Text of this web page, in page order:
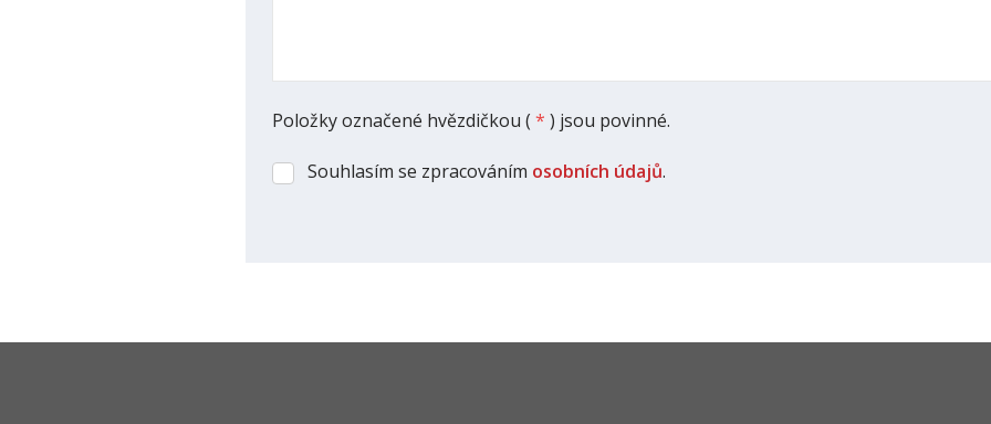
Položky označené hvězdičkou ( * ) jsou povinné.
Souhlasím
Souhlasím se zpracováním osobních údajů.